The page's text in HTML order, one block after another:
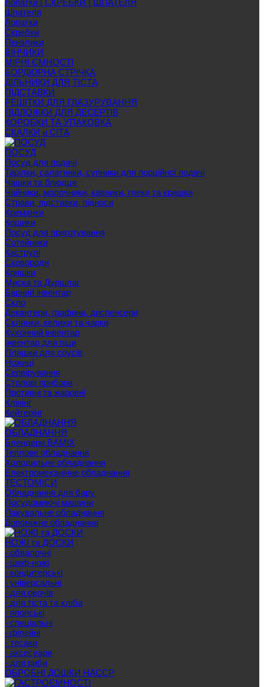
Лопатки | СКРЕБКИ | ШПАТЕЛЯ
Шпателя
Лопатки
Скребки
Пензлики
ВІНЧИКИ
МІРНІ ЄМНОСТІ
БОРДЮРНА СТРІЧКА
ДІЛЬНИКИ ДЛЯ ТІСТА
ПІДСТАВКИ
РЕШІТКИ ДЛЯ ГЛАЗУРУВАННЯ
ПІДЛОЖКИ ДЛЯ ДЕСЕРТІВ
КОРОБКИ ТА УПАКОВКА
СКАЛКИ и СІТА
ПОСУД
Посуд для подачі
Тарілки, салатники, супники для порційної подачі
Чашки та блюдця
Чайники, молочники, кавники, глеки та кришки
Страви, підставки, підноси
Креманки
Кошики
Посуд для приготування
Сотейники
Каструлі
Сковороди
Кришки
Миска та Дуршлаг
Барний інвентар
Скло
Декантери, графини, диспенсери
Склянки, келихи та чарки
Кухонний інвентар
Інвентар для піци
Пляшки для соусів
Ножиці
Сервірування
Cтолові прибори
Противні та жаровні
Клінінг
Кейтерінг
ОБЛАДНАННЯ
Блендери BAMIX
Теплове обладнання
Холодильне обладнання
Електромеханічне обладнання
ТЕСТОМІСИ
Обладнання для бару
Посудомиючі машини
Пакувальне обладнання
Допоміжне обладнання
НОЖІ та ДОСКИ
- обвалочні
- шеф-ножі
- кондитерські
- універсальні
- для овочів
- для тіста та хліба
- японські
- спеціальні
- філейні
- тесаки
- аксесуари
- для риби
ОБРОБНІ ДОШКИ HACCP